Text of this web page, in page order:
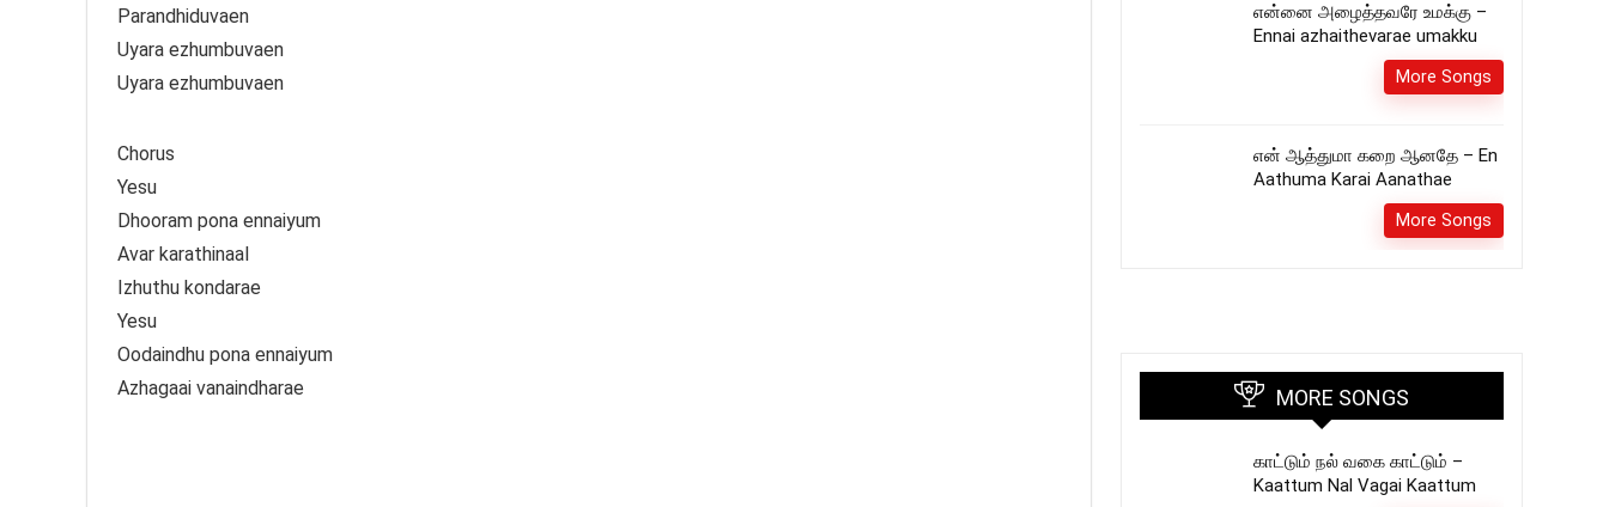
Parandhiduvaen
Uyara ezhumbuvaen
Uyara ezhumbuvaen
Chorus
Yesu
Dhooram pona ennaiyum
Avar karathinaal
Izhuthu kondarae
Yesu
Oodaindhu pona ennaiyum
Azhagaai vanaindharae
என்னை அழைத்தவரே உமக்கு –
Ennai azhaithevarae umakku
More Songs
என் ஆத்துமா கறை ஆனதே – En
Aathuma Karai Aanathae
More Songs
MORE SONGS
காட்டும் நல் வகை காட்டும் –
Kaattum Nal Vagai Kaattum